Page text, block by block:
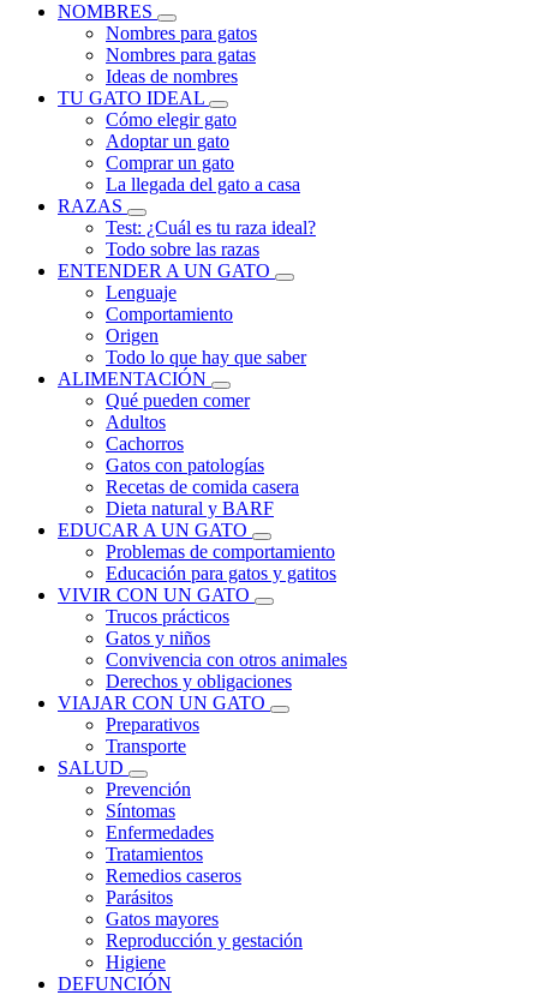
NOMBRES
Nombres para gatos
Nombres para gatas
Ideas de nombres
TU GATO IDEAL
Cómo elegir gato
Adoptar un gato
Comprar un gato
La llegada del gato a casa
RAZAS
Test: ¿Cuál es tu raza ideal?
Todo sobre las razas
ENTENDER A UN GATO
Lenguaje
Comportamiento
Origen
Todo lo que hay que saber
ALIMENTACIÓN
Qué pueden comer
Adultos
Cachorros
Gatos con patologías
Recetas de comida casera
Dieta natural y BARF
EDUCAR A UN GATO
Problemas de comportamiento
Educación para gatos y gatitos
VIVIR CON UN GATO
Trucos prácticos
Gatos y niños
Convivencia con otros animales
Derechos y obligaciones
VIAJAR CON UN GATO
Preparativos
Transporte
SALUD
Prevención
Síntomas
Enfermedades
Tratamientos
Remedios caseros
Parásitos
Gatos mayores
Reproducción y gestación
Higiene
DEFUNCIÓN